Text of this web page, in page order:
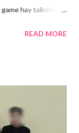
hay talkshow,
chi tiết 12 công
Để thực hiện
của những công cụ
ứng và kết nối ổn
READ MORE